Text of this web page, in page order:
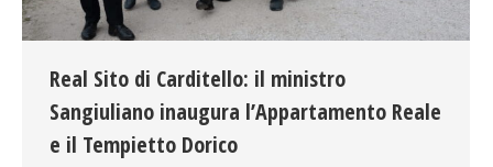
Real Sito di Carditello: il ministro
Sangiuliano inaugura l’Appartamento Reale
e il Tempietto Dorico